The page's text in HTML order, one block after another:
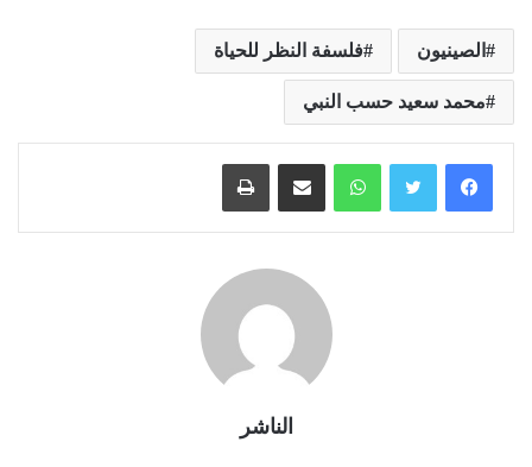
الصينيون فلسفة النظر للحياة
محمد سعيد حسب النبي
واتساب مشاركة عبر البريد طباعة
الناشر